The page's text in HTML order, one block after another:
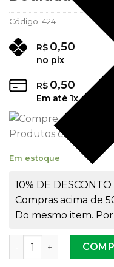
Código: 424
R$ 0,50
no pix
R$ 0,50
Em até 1x de
Produtos com
Em estoque
10% DE DESCONTO
Compras acima de
Do mesmo item.
Tampa Alumínio 18/